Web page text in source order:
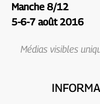
Manche 8/12
5-6-7 août 2016
Médias visibles